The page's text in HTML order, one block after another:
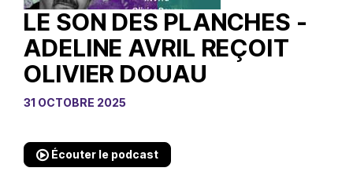
LE SON DES PLANCHES -
ADELINE AVRIL REÇOIT
OLIVIER DOUAU
31 OCTOBRE 2025
Écouter le podcast